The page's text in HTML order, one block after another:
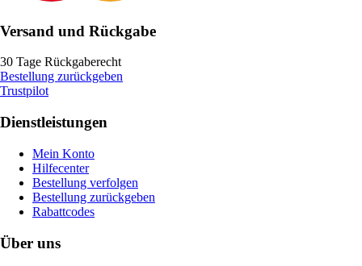
Versand und Rückgabe
30 Tage Rückgaberecht
Bestellung zurückgeben
Trustpilot
Dienstleistungen
Mein Konto
Hilfecenter
Bestellung verfolgen
Bestellung zurückgeben
Rabattcodes
Über uns